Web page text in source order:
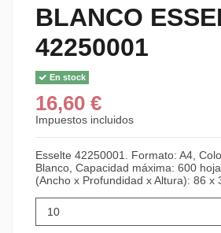
BLANCO
42250001
En stock
16,60 €
Impuestos incluidos
Esselte 42250001. Formato: A4,
Blanco, Capacidad máxima: 600
(Ancho x Profundidad x Altura): 86 x